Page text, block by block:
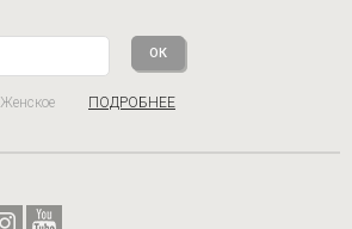
Женское ПОДРОБНЕЕ